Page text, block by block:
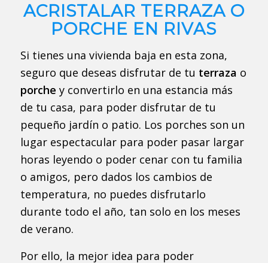
ACRISTALAR TERRAZA O
PORCHE EN RIVAS
Si tienes una vivienda baja en esta zona,
seguro que deseas disfrutar de tu terraza o
porche y convertirlo en una estancia más
de tu casa, para poder disfrutar de tu
pequeño jardín o patio. Los porches son un
lugar espectacular para poder pasar largar
horas leyendo o poder cenar con tu familia
o amigos, pero dados los cambios de
temperatura, no puedes disfrutarlo
durante todo el año, tan solo en los meses
de verano.
Por ello, la mejor idea para poder